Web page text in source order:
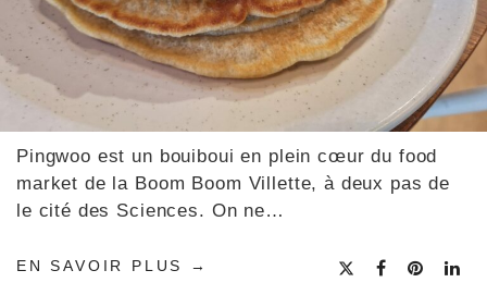
Pingwoo est un bouiboui en plein cœur du food
market de la Boom Boom Villette, à deux pas de
le cité des Sciences. On ne…
EN SAVOIR PLUS